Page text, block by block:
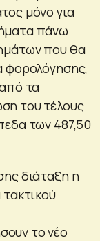
μόνο για
πάνω
που θα
φορολόγησης,
τα
του τέλους
των 487,50
διάταξη η
το νέο